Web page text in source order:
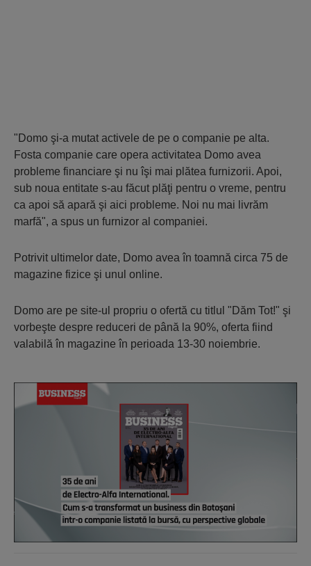
"Domo şi-a mutat activele de pe o companie pe alta.
Fosta com­panie care opera activitatea Domo avea
probleme financia­re şi nu îşi mai plătea furnizorii. Apoi,
sub noua entitate s-au fă­cut plăţi pentru o vreme, pentru
ca apoi să apară şi aici proble­me. Noi nu mai livrăm
marfă", a spus un furnizor al companiei.
Potrivit ultimelor date, Domo avea în toamnă circa 75 de
magazine fizice şi unul online.
Domo are pe site-ul propriu o ofertă cu titlul "Dăm Tot!" şi
vorbeşte despre reduceri de până la 90%, oferta fiind
valabilă în magazine în perioada 13-30 noiembrie.